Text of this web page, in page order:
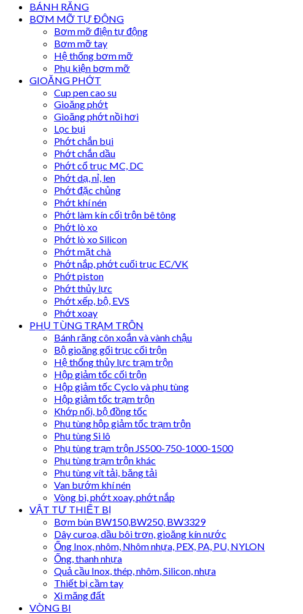
BÁNH RĂNG
BƠM MỠ TỰ ĐỘNG
Bơm mỡ điện tự động
Bơm mỡ tay
Hệ thống bơm mỡ
Phụ kiện bơm mỡ
GIOĂNG PHỚT
Cup pen cao su
Gioăng phớt
Gioăng phớt nồi hơi
Lọc bụi
Phớt chắn bụi
Phớt chắn dầu
Phớt cổ trục MC, DC
Phớt dạ, nỉ, len
Phớt đặc chủng
Phớt khí nén
Phớt làm kín cối trộn bê tông
Phớt lò xo
Phớt lò xo Silicon
Phớt mặt chà
Phớt nắp, phớt cuối trục EC/VK
Phớt piston
Phớt thủy lực
Phớt xếp, bộ, EVS
Phớt xoay
PHỤ TÙNG TRẠM TRỘN
Bánh răng côn xoắn và vành chậu
Bộ gioăng gối trục cối trộn
Hệ thống thủy lực trạm trộn
Hộp giảm tốc cối trộn
Hộp giảm tốc Cyclo và phụ tùng
Hộp giảm tốc trạm trộn
Khớp nối, bộ đồng tốc
Phụ tùng hộp giảm tốc trạm trộn
Phụ tùng Si lô
Phụ tùng trạm trộn JS500-750-1000-1500
Phụ tùng trạm trộn khác
Phụ tùng vít tải, băng tải
Van bướm khí nén
Vòng bi, phớt xoay, phớt nắp
VẬT TƯ THIẾT BỊ
Bơm bùn BW150,BW250, BW3329
Dây curoa, dầu bôi trơn, gioăng kín nước
Ống Inox, nhôm, Nhôm nhựa, PEX, PA, PU, NYLON
Ống, thanh nhựa
Quả cầu Inox, thép, nhôm, Silicon, nhựa
Thiết bị cầm tay
Xi măng đất
VÒNG BI